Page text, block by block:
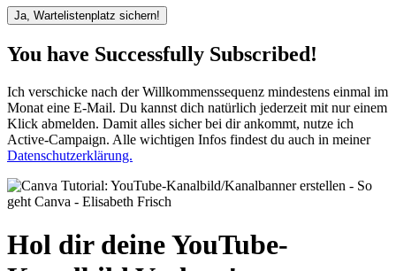
Ja, Wartelistenplatz sichern!
You have Successfully Subscribed!
Ich verschicke nach der Willkommenssequenz mindestens einmal im
Monat eine E-Mail. Du kannst dich natürlich jederzeit mit nur einem
Klick abmelden. Damit alles sicher bei dir ankommt, nutze ich
Active-Campaign. Alle wichtigen Infos findest du auch in meiner
Datenschutzerklärung.
Hol dir deine YouTube-